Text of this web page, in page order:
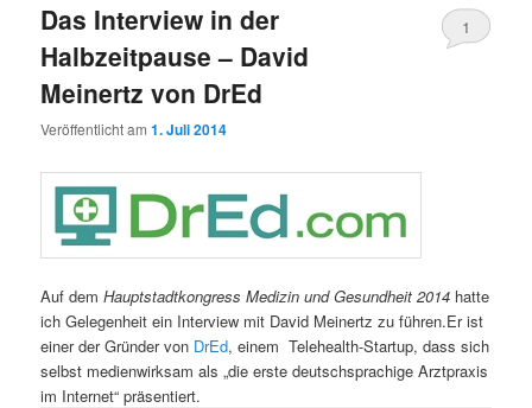
wechseln
Das Interview in der
Halbzeitpause – David
Meinertz von DrEd
Veröffentlicht am1. Juli 2014
1
Auf dem Hauptstadtkongress Medizin und Gesundheit 2014 hatte
ich Gelegenheit ein Interview mit David Meinertz zu führen.Er ist
einer der Gründer von DrEd, einem Telehealth-Startup, dass sich
selbst medienwirksam als „die erste deutschsprachige Arztpraxis
im Internet“ präsentiert.